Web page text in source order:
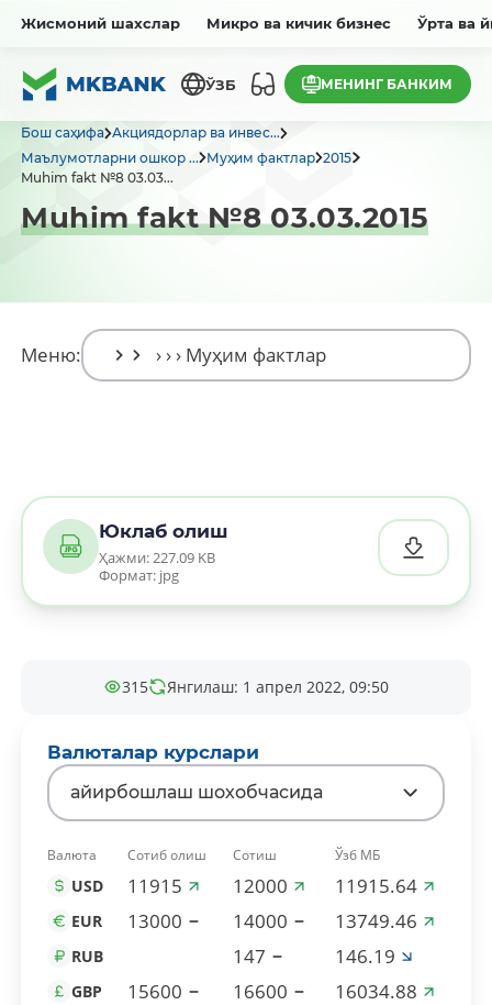
Жисмоний шахслар Микро ва кичик бизнес Ўрта ва
ЎЗБ МЕНИНГ БАНКИМ
Бош саҳифа Акциядорлар ва инвес...
Маълумотларни ошкор ... Муҳим фактлар 2015
Muhim fakt №8 03.03...
Muhim fakt №8 03.03.2015
Меню:
Юклаб олиш
Ҳажми: 227.09 KB
Формат: jpg
315 Янгилаш: 1 апрел 2022, 09:50
Валюталар курслари
айирбошлаш шохобчасида
Валюта Сотиб олиш Сотиш Ўзб МБ
USD 11915 12000 11915.64
EUR 13000 14000 13749.46
RUB 147 146.19
GBP 15600 16600 16034.88